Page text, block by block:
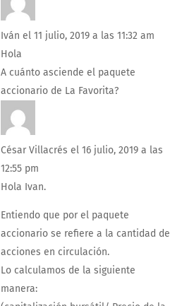
Iván el 11 julio, 2019 a las 11:32 am
Hola
A cuánto asciende el paquete
accionario de La Favorita?
César Villacrés el 16 julio, 2019 a las
12:55 pm
Hola Ivan.
Entiendo que por el paquete
accionario se refiere a la cantidad de
acciones en circulación.
Lo calculamos de la siguiente
manera: